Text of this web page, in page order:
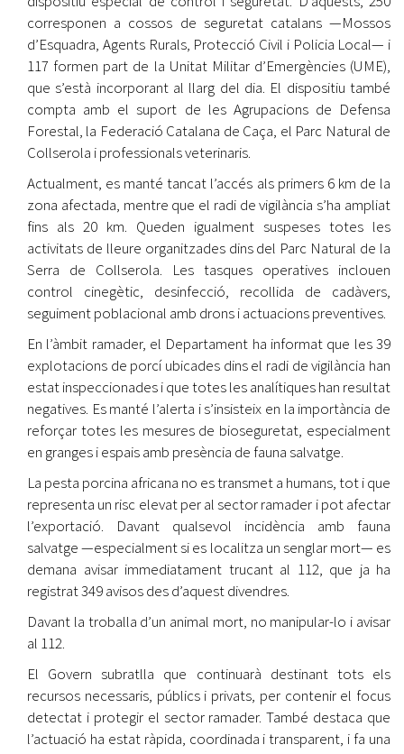
corresponen a cossos de seguretat catalans —Mossos
d’Esquadra, Agents Rurals, Protecció Civil i Policia Local— i
117 formen part de la Unitat Militar d’Emergències (UME),
que s’està incorporant al llarg del dia. El dispositiu també
compta amb el suport de les Agrupacions de Defensa
Forestal, la Federació Catalana de Caça, el Parc Natural de
Collserola i professionals veterinaris.
Actualment, es manté tancat l’accés als primers 6 km de la
zona afectada, mentre que el radi de vigilància s’ha ampliat
fins als 20 km. Queden igualment suspeses totes les
activitats de lleure organitzades dins del Parc Natural de la
Serra de Collserola. Les tasques operatives inclouen
control cinegètic, desinfecció, recollida de cadàvers,
seguiment poblacional amb drons i actuacions preventives.
En l’àmbit ramader, el Departament ha informat que les 39
explotacions de porcí ubicades dins el radi de vigilància han
estat inspeccionades i que totes les analítiques han resultat
negatives. Es manté l’alerta i s’insisteix en la importància de
reforçar totes les mesures de bioseguretat, especialment
en granges i espais amb presència de fauna salvatge.
La pesta porcina africana no es transmet a humans, tot i que
representa un risc elevat per al sector ramader i pot afectar
l’exportació. Davant qualsevol incidència amb fauna
salvatge —especialment si es localitza un senglar mort— es
demana avisar immediatament trucant al 112, que ja ha
registrat 349 avisos des d’aquest divendres.
Davant la troballa d’un animal mort, no manipular-lo i avisar
al 112.
El Govern subratlla que continuarà destinant tots els
recursos necessaris, públics i privats, per contenir el focus
detectat i protegir el sector ramader. També destaca que
l’actuació ha estat ràpida, coordinada i transparent, i fa una